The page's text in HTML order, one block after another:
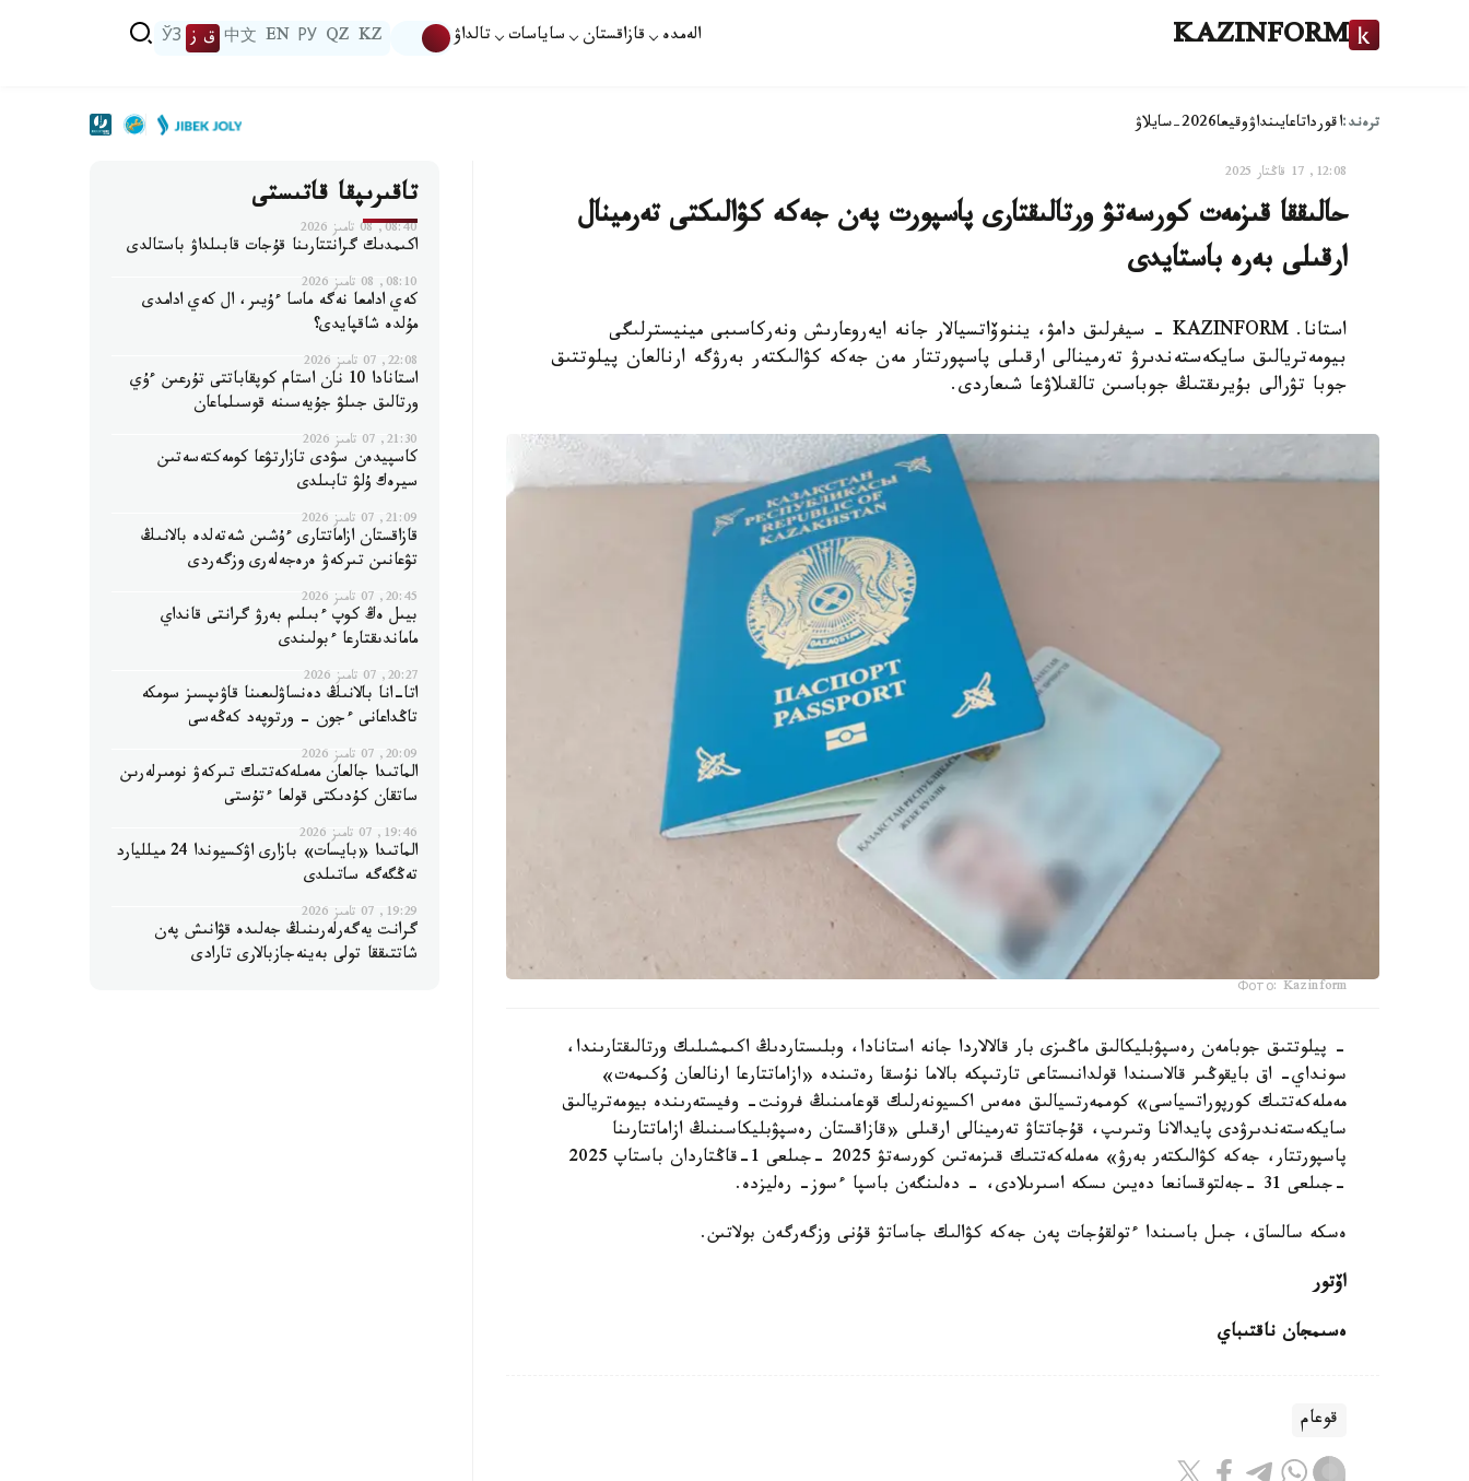
KAZINFORM الەمدە قازاقستان ساياسات تالداۋ KZ
QZ
РУ
EN
中文 ق ز ЎЗ
ترەند:اقورداتاعايىنداۋوقيعا2026-سايلاۋ
12:08, 17 قاڭتار 2025
حالىققا قىزمەت كورسەتۋ ورتالىقتارى پاسپورت پەن جەكە كۋالىكتى تەرمينال
ارقىلى بەرە باستايدى
استانا. KAZINFORM - سيفرلىق دامۋ، يننوۆاتسيالار جانە ايەروعارىش ونەركاسىبى مينيسترلىگى
بيومەتريالىق سايكەستەندىرۋ تەرمينالى ارقىلى پاسپورتتار مەن جەكە كۋالىكتەر بەرۋگە ارنالعان پيلوتتىق
جوبا تۋرالى بۇيرىقتىڭ جوباسىن تالقىلاۋعا شىعاردى.
Фото: Kazinform
- پيلوتتىق جوبامەن رەسپۋبليكالىق ماڭىزى بار قالالاردا جانە استانادا، وبلىستاردىڭ اكىمشىلىك ورتالىقتارىندا،
سونداي- اق بايقوڭىر قالاسىندا قولدانىستاعى تارتىپكە بالاما نۇسقا رەتىندە «ازاماتتارعا ارنالعان ۇكىمەت»
مەملەكەتتىك كورپوراتسياسى» كوممەرتسيالىق ەمەس اكسيونەرلىك قوعامىنىڭ فرونت- وفيستەرىندە بيومەتريالىق
سايكەستەندىرۋدى پايدالانا وتىرىپ، قۇجاتتاۋ تەرمينالى ارقىلى «قازاقستان رەسپۋبليكاسىنىڭ ازاماتتارىنا
پاسپورتتار، جەكە كۋالىكتەر بەرۋ» مەملەكەتتىك قىزمەتىن كورسەتۋ 2025 -جىلعى 1-قاڭتاردان باستاپ 2025
-جىلعى 31 -جەلتوقسانعا دەيىن ىسكە اسىرىلادى، - دەلىنگەن باسپا ءسوز- رەليزدە.
ەسكە سالساق، جىل باسىندا ءتولقۇجات پەن جەكە كۋالىك جاساتۋ قۇنى وزگەرگەن بولاتىن.
اۆتور
ەسىمجان ناقتىباي
قوعام
تاقىرىپقا قاتىستى
08:40, 08 تامىز 2026
اكىمدىك گرانتتارىنا قۇجات قابىلداۋ باستالدى
08:10, 08 تامىز 2026
كەي ادامعا نەگە ماسا ءۇيىر، ال كەي ادامدى
مۇلدە شاقپايدى؟
22:08, 07 تامىز 2026
استانادا 10 نان استام كوپقاباتتى تۇرعىن ءۇي
ورتالىق جىلۋ جۇيەسىنە قوسىلماعان
21:30, 07 تامىز 2026
كاسپيدەن سۋدى تازارتۋعا كومەكتەسەتىن
سيرەك ۇلۋ تابىلدى
21:09, 07 تامىز 2026
قازاقستان ازاماتتارى ءۇشىن شەتەلدە بالانىڭ
تۋعانىن تىركەۋ ەرەجەلەرى وزگەردى
20:45, 07 تامىز 2026
بيىل ەڭ كوپ ءبىلىم بەرۋ گرانتى قانداي
ماماندىقتارعا ءبولىندى
20:27, 07 تامىز 2026
اتا-انا بالانىڭ دەنساۋلىعىنا قاۋىپسىز سومكە
تاڭداعانى ءجون - ورتوپەد كەڭەسى
20:09, 07 تامىز 2026
الماتىدا جالعان مەملەكەتتىك تىركەۋ نومىرلەرىن
ساتقان كۇدىكتى قولعا ءتۇستى
19:46, 07 تامىز 2026
الماتىدا «بايسات» بازارى اۋكسيوندا 24 ميلليارد
تەڭگەگە ساتىلدى
19:29, 07 تامىز 2026
گرانت يەگەرلەرىنىڭ جەلىدە قۋانىش پەن
شاتتىققا تولى بەينەجازبالارى تارادى